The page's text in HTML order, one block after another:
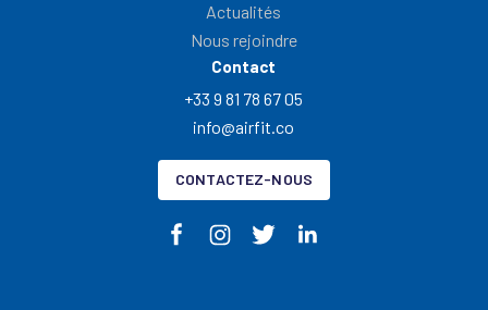
Actualités
Nous rejoindre
Contact
+33 9 81 78 67 05
info@airfit.co
CONTACTEZ-NOUS